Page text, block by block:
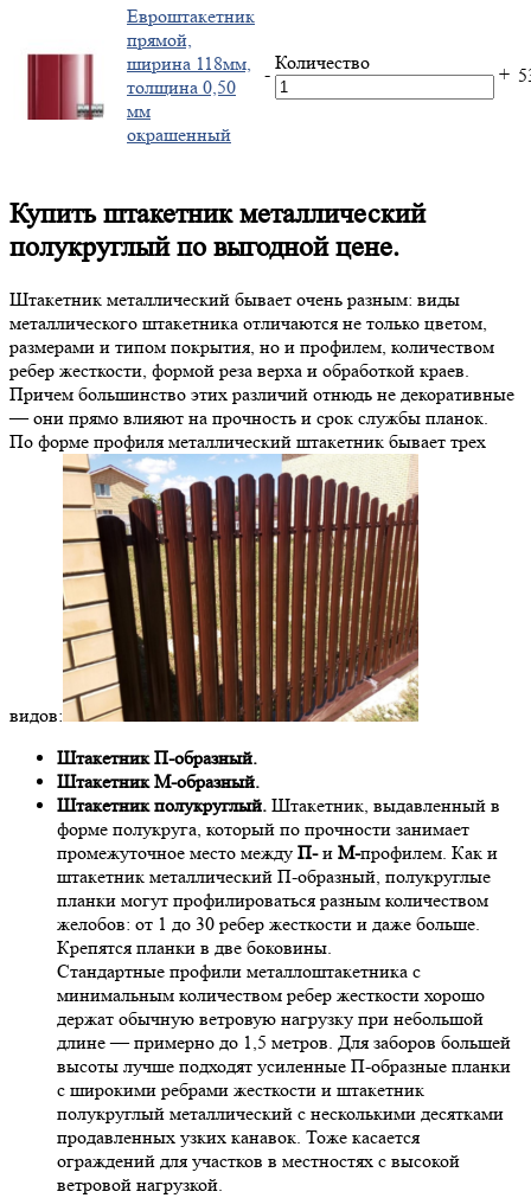
Евроштакетник
прямой,
ширина 118мм,
толщина 0,50
мм
окрашенный
-
Количество
+
Купить штакетник металлический
полукруглый по выгодной цене.
Штакетник металлический бывает очень разным: виды
металлического штакетника отличаются не только цветом,
размерами и типом покрытия, но и профилем, количеством
ребер жесткости, формой реза верха и обработкой краев.
Причем большинство этих различий отнюдь не декоративные
— они прямо влияют на прочность и срок службы планок.
По форме профиля металлический штакетник бывает трех
видов:
Штакетник П-образный.
Штакетник М-образный.
Штакетник полукруглый. Штакетник, выдавленный в
форме полукруга, который по прочности занимает
промежуточное место между П-и М-профилем. Как и
штакетник металлический П-образный, полукруглые
планки могут профилироваться разным количеством
желобов: от 1 до 30 ребер жесткости и даже больше.
Крепятся планки в две боковины.
Стандартные профили металлоштакетника с
минимальным количеством ребер жесткости хорошо
держат обычную ветровую нагрузку при небольшой
длине — примерно до 1,5 метров. Для заборов большей
высоты лучше подходят усиленные П-образные планки
с широкими ребрами жесткости и штакетник
полукруглый металлический с несколькими десятками
продавленных узких канавок. Тоже касается
ограждений для участков в местностях с высокой
ветровой нагрузкой.